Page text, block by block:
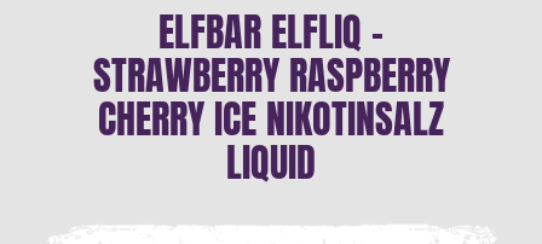
ELFBAR ELFLIQ -
STRAWBERRY RASPBERRY
CHERRY ICE NIKOTINSALZ
LIQUID